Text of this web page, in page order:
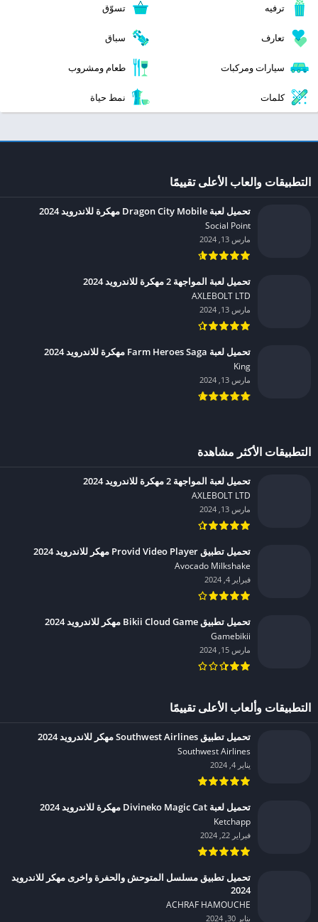
ترفيه تسوّق
تعارف سباق
سيارات ومركبات طعام ومشروب
كلمات نمط حياة
التطبيقات والعاب الأعلى تقييمًا
تحميل لعبة Dragon City Mobile مهكرة للاندرويد 2024
Social Point‏
مارس 13, 2024
تحميل لعبة المواجهة 2 مهكرة للاندرويد 2024
AXLEBOLT LTD‏
مارس 13, 2024
تحميل لعبة Farm Heroes Saga مهكرة للاندرويد 2024
King‏
مارس 13, 2024
التطبيقات الأكثر مشاهدة
تحميل لعبة المواجهة 2 مهكرة للاندرويد 2024
AXLEBOLT LTD‏
مارس 13, 2024
تحميل تطبيق Provid Video Player مهكر للاندرويد 2024
Avocado Milkshake‏
فبراير 4, 2024
تحميل تطبيق Bikii Cloud Game مهكر للاندرويد 2024
Gamebikii‏
مارس 15, 2024
التطبيقات وألعاب الأعلى تقييمًا
تحميل تطبيق Southwest Airlines مهكر للاندرويد 2024
Southwest Airlines‏
يناير 4, 2024
تحميل لعبة Divineko Magic Cat مهكرة للاندرويد 2024
Ketchapp‏
فبراير 22, 2024
تحميل تطبيق مسلسل المتوحش والحفرة واخرى مهكر للاندرويد
2024
ACHRAF HAMOUCHE‏
يناير 30, 2024